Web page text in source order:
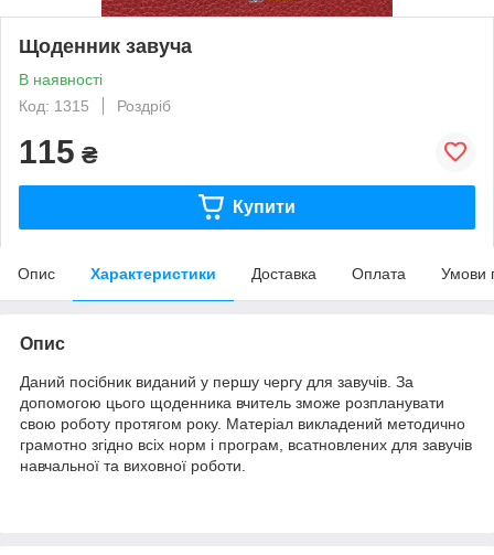
Щоденник завуча
В наявності
Код: 1315
Роздріб
115 ₴
Купити
Опис Характеристики Доставка Оплата Умови
Опис
Даний посібник виданий у першу чергу для завучів. За
допомогою цього щоденника вчитель зможе розпланувати
свою роботу протягом року. Матеріал викладений методично
грамотно згідно всіх норм і програм, всатновлених для завучів
навчальної та виховної роботи.